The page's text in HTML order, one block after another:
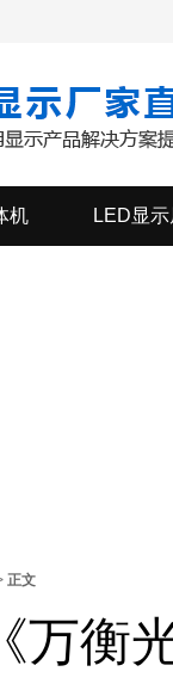
机 LED显
正文
《万衡